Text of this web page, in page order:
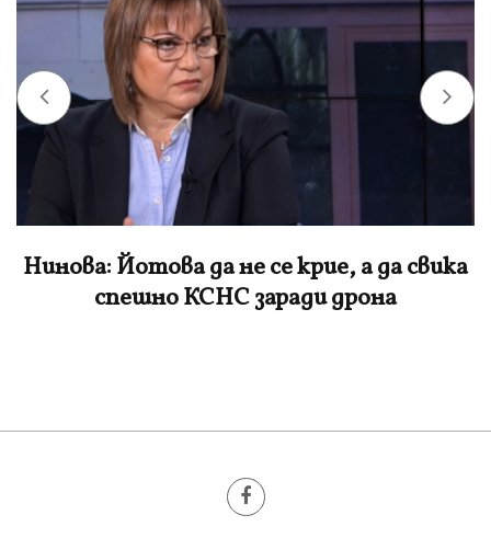
Нинова: Йотова да не се крие, а да свика
спешно КСНС заради дрона